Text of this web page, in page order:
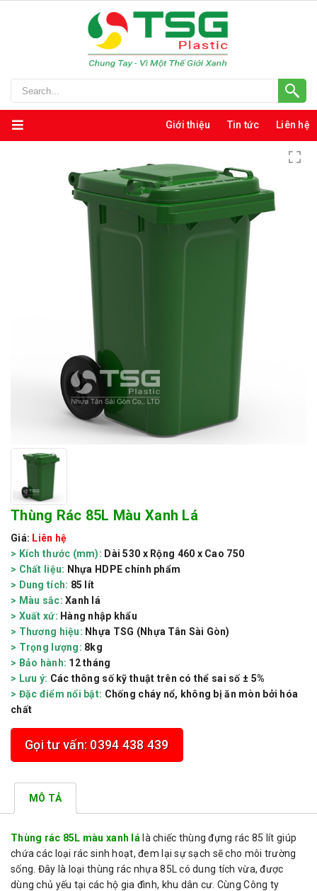
Giới thiệu Tin tức Liên hệ
Thùng Rác 85L Màu Xanh Lá
Giá: Liên hệ
> Kích thước (mm): Dài 530 x Rộng 460 x Cao 750
> Chất liệu: Nhựa HDPE chính phẩm
> Dung tích: 85 lít
> Màu sắc: Xanh lá
> Xuất xứ: Hàng nhập khẩu
> Thương hiệu: Nhựa TSG (Nhựa Tân Sài Gòn)
> Trọng lượng: 8kg
> Bảo hành: 12 tháng
> Lưu ý: Các thông số kỹ thuật trên có thể sai số ± 5%
> Đặc điểm nổi bật: Chống cháy nổ, không bị ăn mòn bởi hóa
chất
Gọi tư vấn: 0394 438 439
MÔ TẢ
Thùng rác 85L màu xanh lá là chiếc thùng đựng rác 85 lít giúp
chứa các loại rác sinh hoạt, đem lại sự sạch sẽ cho môi trường
sống. Đây là loại thùng rác nhựa 85L có dung tích vừa, được
dùng chủ yếu tại các hộ gia đình, khu dân cư. Cùng Công ty